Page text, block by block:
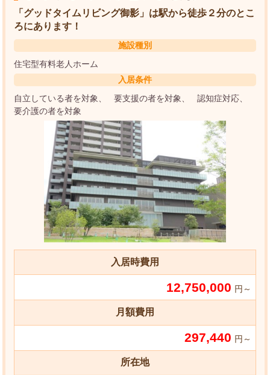
「グッドタイムリビング御影」は駅から徒歩２分のとこ
ろにあります！
施設種別
住宅型有料老人ホーム
入居条件
自立している者を対象
要支援の者を対象
認知症対応
要介護の者を対象
入居時費用
12,750,000 円～
月額費用
297,440 円～
所在地